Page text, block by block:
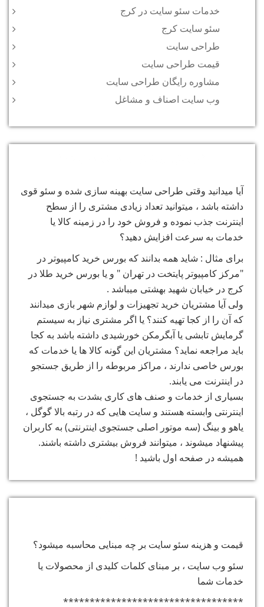
خدمات سئو سایت در کرج
سئو سایت کرج
طراحی سایت
قیمت طراحی سایت
مشاوره رایگان طراحی سایت
وب سایت اصناف و مشاغل
آیا میدانید وقتی طراحی سایت بهینه سازی شده و سئو قوی
داشته باشد ، میتوانید تعداد زیادی مشتری را از سطح
اینترنت جذب نموده و فروش خود را در زمینه کالا یا
خدمات به سرعت افزایش دهید؟
برای مثال : شاید همه بدانند که بورس خرید کامپیوتر در
"مرکز کامپیوتر پایتخت در تهران " و یا بورس خرید طلا در
کرج در خیابان شهید بهشتی میباشد .
ولی آیا مشتریان خرید تجهیزات و لوازم شهر بازی میدانند
که آن را از کجا تهیه کنند؟ یا اگر مشتری نیاز به سیستم
گرمایش تابشی یا آبگرمکن خورشیدی داشته باشد به کجا
باید مراجعه نماید؟ مشتریان این گونه کالا ها یا خدمات که
بورس خاصی ندارند ، مراکز مربوطه را از طریق جستجو
در اینترنت می یابند.
بسیاری از خدمات و صنف های کاری بشدت به جستجوی
اینترنتی وابسته هستند و سایت هایی که در رتبه بالا گوگل ،
یاهو و بینگ (سه موتور اصلی جستجوی اینترنتی) به کاربران
پیشنهاد میشوند ، میتوانند فروش بیشتری داشته باشند.
همیشه در صفحه اول باشید !
قیمت و هزینه سئو سایت بر چه مبنایی محاسبه میشود؟
سئو وب سایت ، بر مبنای کلمات کلیدی از محصولات یا
خدمات شما
**********************************